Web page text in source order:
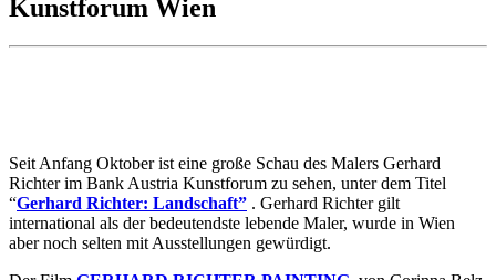
Kunstforum Wien
Seit Anfang Oktober ist eine große Schau des Malers Gerhard
Richter im Bank Austria Kunstforum zu sehen, unter dem Titel
“Gerhard Richter: Landschaft” . Gerhard Richter gilt
international als der bedeutendste lebende Maler, wurde in Wien
aber noch selten mit Ausstellungen gewürdigt.